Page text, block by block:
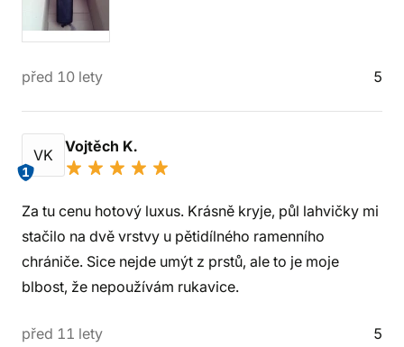
před 10 lety 5
VK
1
Vojtěch K.
Za tu cenu hotový luxus. Krásně kryje, půl lahvičky mi
stačilo na dvě vrstvy u pětidílného ramenního
chrániče. Sice nejde umýt z prstů, ale to je moje
blbost, že nepoužívám rukavice.
před 11 lety 5